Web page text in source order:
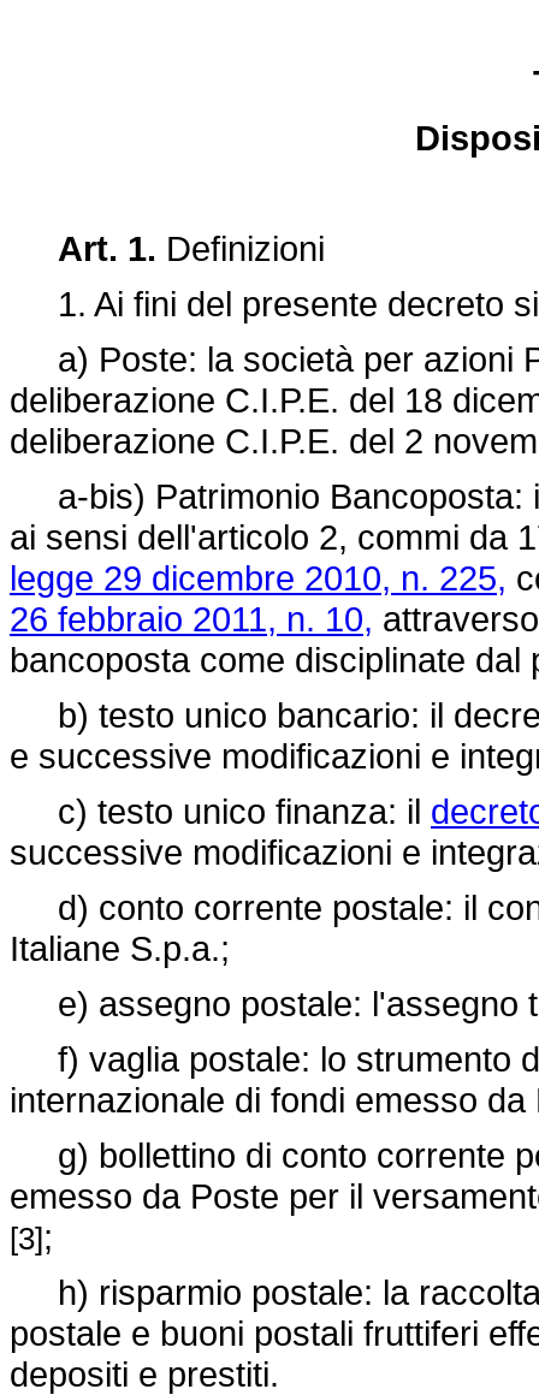
Art. 1. Definizioni
1. Ai fini del presente decreto
a) Poste: la società per azioni
deliberazione C.I.P.E. del 18
deliberazione C.I.P.E. del 2
a-bis) Patrimonio Bancoposta:
ai sensi dell'articolo 2, commi da
legge 29 dicembre 2010, n. 225,
26 febbraio 2011, n. 10,
bancoposta come disciplinate
b) testo unico bancario: il
e successive modificazioni e
c) testo unico finanza: il
successive modificazioni e
d) conto corrente postale: il
Italiane S.p.a.;
e) assegno postale: l'assegno
f) vaglia postale: lo strumento
internazionale di fondi emesso da
g) bollettino di conto corrente
emesso da Poste per il
[3];
h) risparmio postale: la
postale e buoni postali fruttiferi
depositi e prestiti.